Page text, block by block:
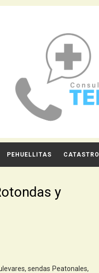
PEHUELLITAS CATASTRO
y
sendas Peatonales,